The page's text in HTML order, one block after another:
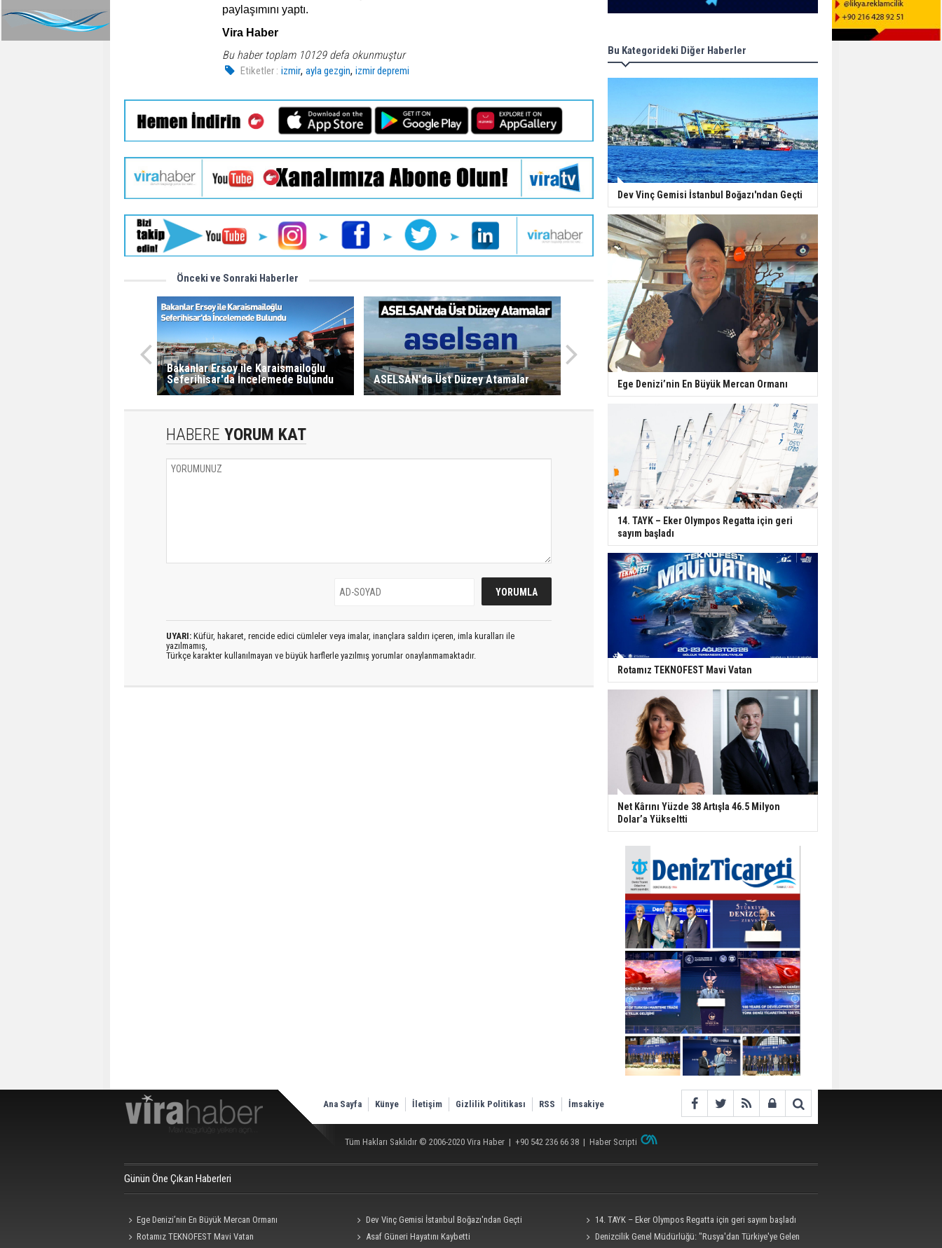
paylaşımını yaptı.
Vira Haber
Bu haber toplam 10129 defa okunmuştur
Etiketler : izmir,ayla gezgin,izmir depremi
Önceki ve Sonraki Haberler
Bakanlar Ersoy ile Karaismailoğlu
Seferihisar'da İncelemede Bulundu
ASELSAN'da Üst Düzey Atamalar
HABERE YORUM KAT
UYARI: Küfür, hakaret, rencide edici cümleler veya imalar, inançlara saldırı içeren, imla kuralları ile
yazılmamış,
Türkçe karakter kullanılmayan ve büyük harflerle yazılmış yorumlar onaylanmamaktadır.
Bu Kategorideki Diğer Haberler
Dev Vinç Gemisi İstanbul Boğazı'ndan Geçti
Ege Denizi’nin En Büyük Mercan Ormanı
14. TAYK – Eker Olympos Regatta için geri
sayım başladı
Rotamız TEKNOFEST Mavi Vatan
Net Kârını Yüzde 38 Artışla 46.5 Milyon
Dolar’a Yükseltti
Ana Sayfa Künye İletişim Gizlilik Politikası RSS İmsakiye
Tüm Hakları Saklıdır © 2006-2020 Vira Haber | +90 542 236 66 38 | Haber Scripti
Günün Öne Çıkan Haberleri
Ege Denizi’nin En Büyük Mercan Ormanı Dev Vinç Gemisi İstanbul Boğazı'ndan Geçti
14. TAYK – Eker Olympos Regatta için geri sayım başladı
Rotamız TEKNOFEST Mavi Vatan
Asaf Güneri Hayatını Kaybetti Denizcilik Genel Müdürlüğü: "Rusya'dan Türkiye'ye Gelen